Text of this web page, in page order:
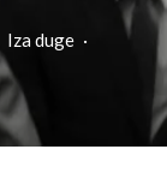
Iza duge ·